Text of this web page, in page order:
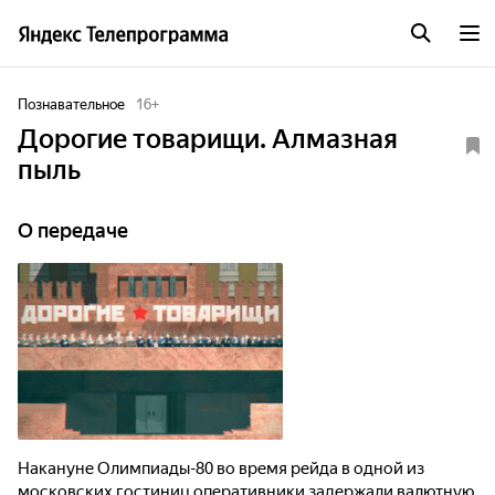
Познавательное 16+
Дорогие товарищи. Алмазная
пыль
О передаче
Накануне Олимпиады-80 во время рейда в одной из